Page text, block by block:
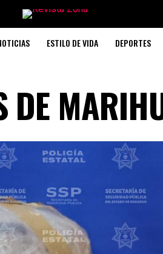
ESTILO DE VIDA DEPORTES
DE